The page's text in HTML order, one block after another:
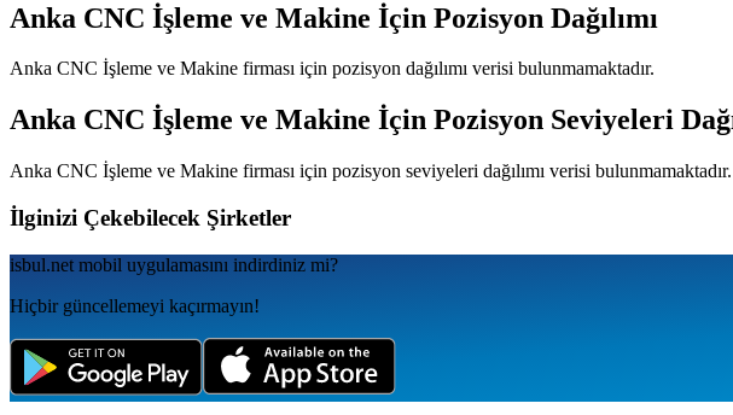
Anka CNC İşleme ve Makine İçin Pozisyon Dağılımı
Anka CNC İşleme ve Makine firması için pozisyon dağılımı verisi bulunmamaktadır.
Anka CNC İşleme ve Makine İçin Pozisyon Seviyeleri
Anka CNC İşleme ve Makine firması için pozisyon seviyeleri dağılımı verisi bulunmamaktadır.
İlginizi Çekebilecek Şirketler
isbul.net mobil uygulamаsını indirdiniz mi?
Hiçbir güncellemeyi kaçırmayın!